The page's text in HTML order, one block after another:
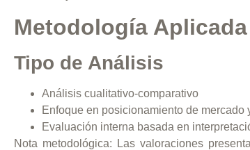
Metodología Aplicada
Tipo de Análisis
Análisis cualitativo-comparativo
Enfoque en posicionamiento de mercado
Evaluación interna basada en
Nota metodológica: Las valoraciones